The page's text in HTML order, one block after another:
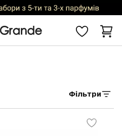
Фільтри